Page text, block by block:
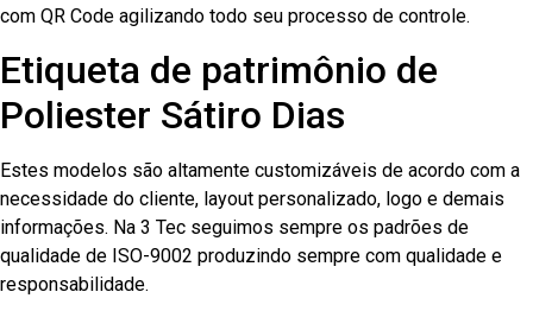
com QR Code agilizando todo seu processo de controle.
Etiqueta de patrimônio de
Poliester Sátiro Dias
Estes modelos são altamente customizáveis de acordo com a
necessidade do cliente, layout personalizado, logo e demais
informações. Na 3 Tec seguimos sempre os padrões de
qualidade de ISO-9002 produzindo sempre com qualidade e
responsabilidade.